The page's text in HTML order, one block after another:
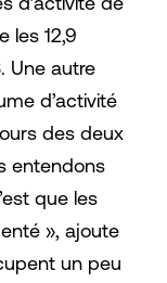
les 12,9
Une autre
d’activité
des deux
entendons
que les
», ajoute
un peu